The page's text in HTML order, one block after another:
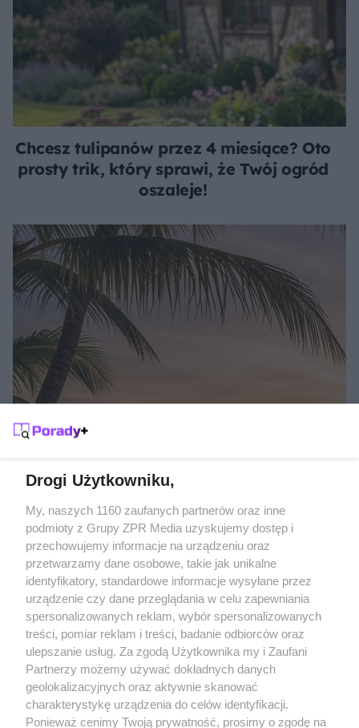
Chcesz tulipanów przez 4 miesiące? Oto
prosty trik, który sprawi, że Twój ogród
oszaleje!
Żaden utwór zamieszczony w serwisie nie może być powielany i
rozpowszechniany lub dalej rozpowszechniany w jakikolwiek sposób
(w tym także elektroniczny lub mechaniczny) na jakimkolwiek polu
eksploatacji w jakiejkolwiek formie, włącznie z umieszczaniem w
Internecie bez pisemnej zgody właściciela praw. Jakiekolwiek użycie
lub wykorzystanie utworów w całości lub w części z naruszeniem
prawa, tzn. bez właściwej zgody, jest zabronione pod groźbą kary i
może być ścigane prawnie.
O nas
Drogi Użytkowniku,
My, naszych 1160 zaufanych partnerów oraz inne
podmioty z Grupy ZPR Media uzyskujemy dostęp i
przechowujemy informacje na urządzeniu oraz
przetwarzamy dane osobowe, takie jak unikalne
identyfikatory, standardowe informacje wysyłane przez
urządzenie czy dane przeglądania w celu zapewniania
spersonalizowanych reklam, wybór spersonalizowanych
treści, pomiar reklam i treści, badanie odbiorców oraz
ulepszanie usług. Za zgodą Użytkownika my i Zaufani
Partnerzy możemy używać dokładnych danych
geolokalizacyjnych oraz aktywnie skanować
charakterystykę urządzenia do celów identyfikacji.
Ponieważ cenimy Twoją prywatność, prosimy o zgodę na